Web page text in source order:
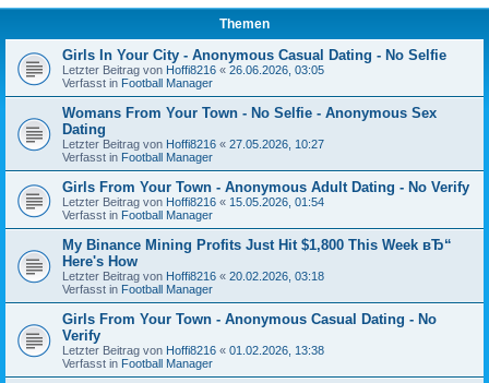
Themen
Girls In Your City - Anonymous Casual Dating - No Selfie
Letzter Beitrag von Hoffi8216 « 26.06.2026, 03:05
Verfasst in Football Manager
Womans From Your Town - No Selfie - Anonymous Sex
Dating
Letzter Beitrag von Hoffi8216 « 27.05.2026, 10:27
Verfasst in Football Manager
Girls From Your Town - Anonymous Adult Dating - No Verify
Letzter Beitrag von Hoffi8216 « 15.05.2026, 01:54
Verfasst in Football Manager
My Binance Mining Profits Just Hit $1,800 This Week вЂ“
Here's How
Letzter Beitrag von Hoffi8216 « 20.02.2026, 03:18
Verfasst in Football Manager
Girls From Your Town - Anonymous Casual Dating - No
Verify
Letzter Beitrag von Hoffi8216 « 01.02.2026, 13:38
Verfasst in Football Manager